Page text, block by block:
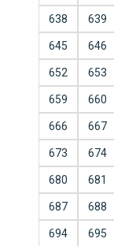
638 639
645 646
652 653
659 660
666 667
673 674
680 681
687 688
694 695